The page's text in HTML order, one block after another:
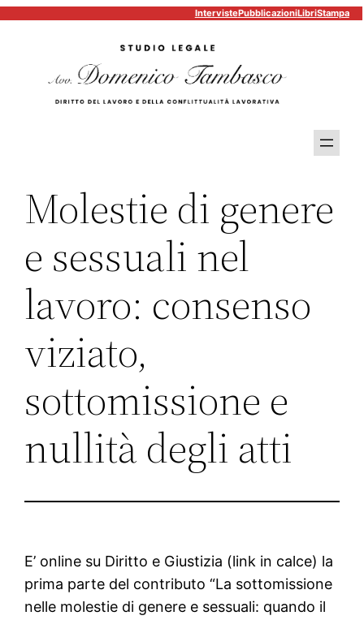
Vai
IntervistePubblicazioniLibriStampa
Molestie di genere
e sessuali nel
lavoro: consenso
viziato,
sottomissione e
nullità degli atti
E’ online su Diritto e Giustizia (link in calce) la
prima parte del contributo “La sottomissione
nelle molestie di genere e sessuali: quando il